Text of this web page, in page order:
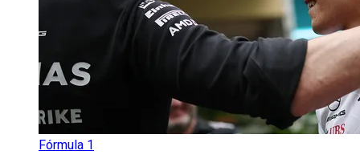
Fórmula 1